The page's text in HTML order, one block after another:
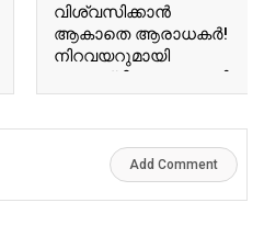
വിശ്വസിക്കാൻ
ആകാതെ ആരാധകർ!
നിറവയറുമായി
അനുശ്രീ! വൈറലായി
അനുശ്രീയുടെ പുതിയ
Ausree Viral Photo
Add Comment